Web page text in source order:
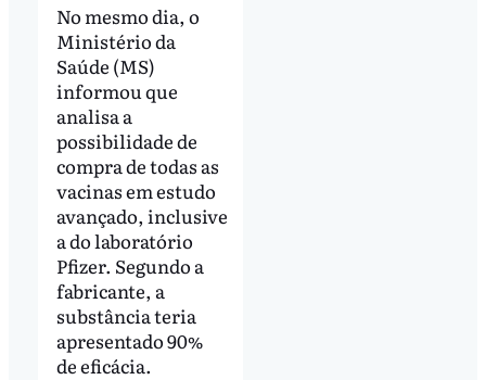
No mesmo dia, o
Ministério da
Saúde (MS)
informou que
analisa a
possibilidade de
compra de todas as
vacinas em estudo
avançado, inclusive
a do laboratório
Pfizer. Segundo a
fabricante, a
substância teria
apresentado 90%
de eficácia.